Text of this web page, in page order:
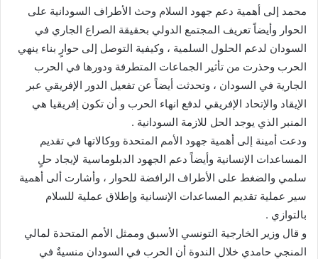
محمد إلى أهمية دعم جهود السلام وحث الأطراف السودانية على
الحوار وأيضاً تعريف المجتمع الدولي بحقيقة الصراع الجاري في
السودان لدعم الحلول السلمية ، وكيفية التوصل إلى حوارٍ بناء ينهي
الحرب وحذرت من تأثير الجماعات المتطرفة ودورها في الحرب
الجارية في السودان ، وتحدثت أيضاً عن تفعيل الدور الإفريقي عبر
الإيقاد والإتحاد الإفريقي لدفع انهاء الحرب و أن تكون إفريقيا هي
المنبر الذي يوجد الحل للازمة السودانية .
ودعت أمينة إلى أهمية جهود الأمم المتحدة ووكالاتها في تقديم
المساعدات الإنسانية وأيضاً دعم الجهود الدبلوماسية لإيجاد حلٍ
سلمي والضغط على الأطراف الرافضة للحوار ، وأشارت ألى أهمية
سير عملية تقديم المساعدات الإنسانية وإطلاق عملية للسلام
بالتوازي .
و قال وزير الخارجية التونسي الأسبق وممثل الأمم المتحدة لمالي
المنجي حامدي خلال الندوة أن الحرب في السودان منسيةٌ في